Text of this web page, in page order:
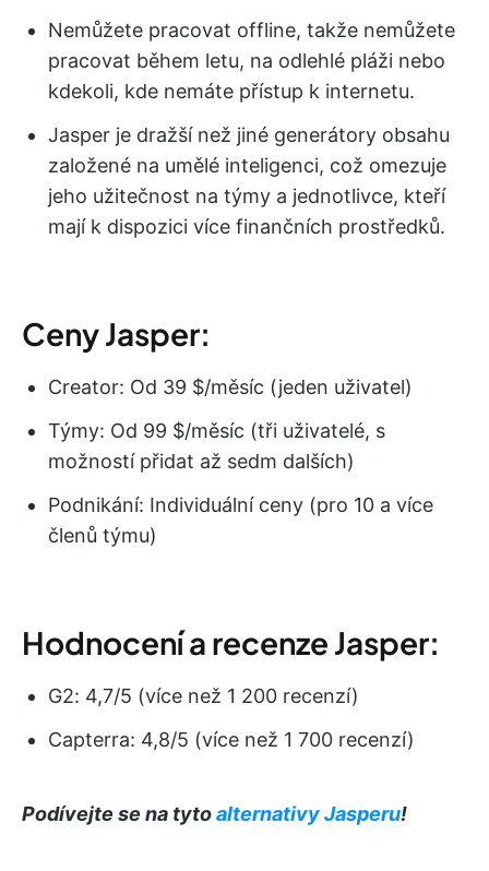
Nemůžete pracovat offline, takže nemůžete
pracovat během letu, na odlehlé pláži nebo
kdekoli, kde nemáte přístup k internetu.
Jasper je dražší než jiné generátory obsahu
založené na umělé inteligenci, což omezuje
jeho užitečnost na týmy a jednotlivce, kteří
mají k dispozici více finančních prostředků.
Ceny Jasper:
Creator: Od 39 $/měsíc (jeden uživatel)
Týmy: Od 99 $/měsíc (tři uživatelé, s
možností přidat až sedm dalších)
Podnikání: Individuální ceny (pro 10 a více
členů týmu)
Hodnocení a recenze Jasper:
G2: 4,7/5 (více než 1 200 recenzí)
Capterra: 4,8/5 (více než 1 700 recenzí)
Podívejte se na tytoalternativy Jasperu!